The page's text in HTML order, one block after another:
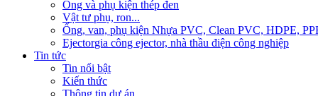
Ống và phụ kiện thép đen
Vật tư phụ, ron...
Ống, van, phụ kiện Nhựa PVC, Clean PVC, HDPE,
Ejectorgia công ejector, nhà thầu điện công nghiệp
Tin tức
Tin nổi bật
Kiến thức
Thông tin dự án